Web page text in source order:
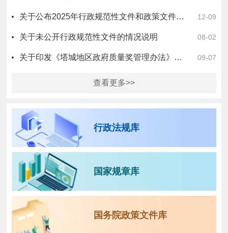
12-09
关于公布2025年行政规范性文件和政策文件清理结果的通知
08-02
关于未公开行政规范性文件的情况说明
09-07
关于印发《塔城地区政府质量奖管理办法》的通知
查看更多>>
行政法规库
国家规章库
国务院政策文件库